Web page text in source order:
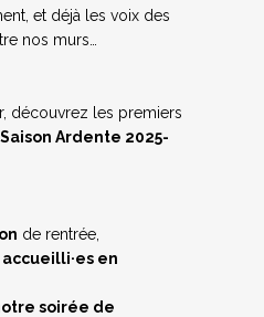
et déjà les voix des
nos murs…
découvrez les premiers
Saison Ardente 2025-
de rentrée,
en
soirée de